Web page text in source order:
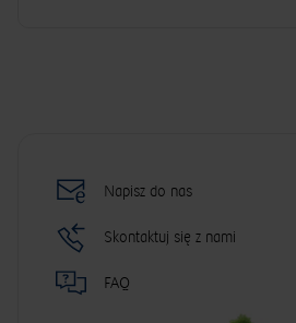
Napisz do nas
Skontaktuj się z nami
FAQ